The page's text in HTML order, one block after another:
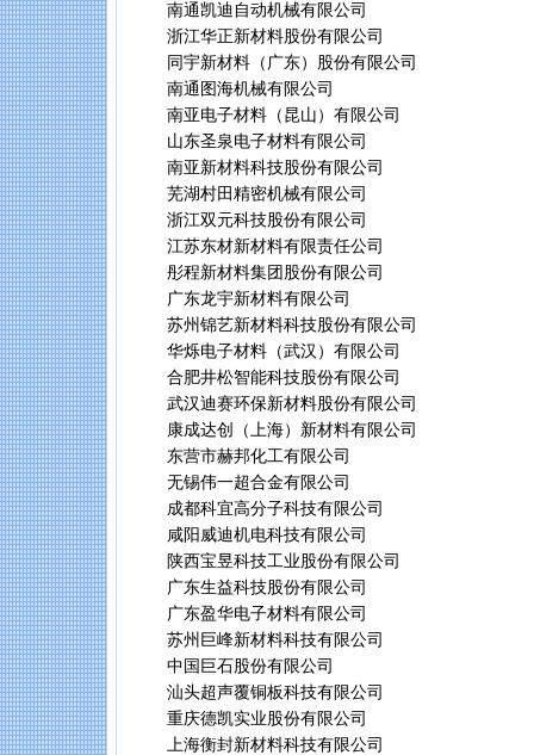
南通凯迪自动机械有限公司
浙江华正新材料股份有限公司
同宇新材料（广东）股份有限公司
南通图海机械有限公司
南亚电子材料（昆山）有限公司
山东圣泉电子材料有限公司
南亚新材料科技股份有限公司
芜湖村田精密机械有限公司
浙江双元科技股份有限公司
江苏东材新材料有限责任公司
彤程新材料集团股份有限公司
广东龙宇新材料有限公司
苏州锦艺新材料科技股份有限公司
华烁电子材料（武汉）有限公司
合肥井松智能科技股份有限公司
武汉迪赛环保新材料股份有限公司
康成达创（上海）新材料有限公司
东营市赫邦化工有限公司
无锡伟一超合金有限公司
成都科宜高分子科技有限公司
咸阳威迪机电科技有限公司
陕西宝昱科技工业股份有限公司
广东生益科技股份有限公司
广东盈华电子材料有限公司
苏州巨峰新材料科技有限公司
中国巨石股份有限公司
汕头超声覆铜板科技有限公司
重庆德凯实业股份有限公司
上海衡封新材料科技有限公司